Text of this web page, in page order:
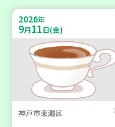
2026年
9月11日(金)
神戸市東灘区